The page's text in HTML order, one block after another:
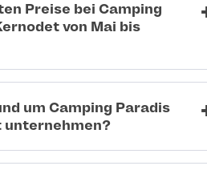
Preise bei Camping
von Mai bis
um Camping Paradis
unternehmen?